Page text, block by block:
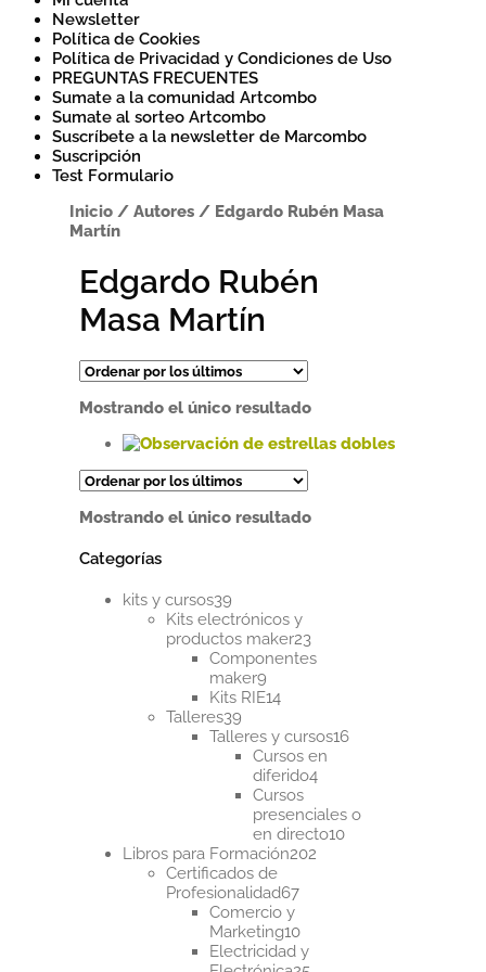
Newsletter
Política de Cookies
Política de Privacidad y Condiciones de Uso
PREGUNTAS FRECUENTES
Sumate a la comunidad Artcombo
Sumate al sorteo Artcombo
Suscríbete a la newsletter de Marcombo
Suscripción
Test Formulario
Inicio /Autores / Edgardo Rubén Masa
Martín
Edgardo Rubén
Masa Martín
Mostrando el único resultado
producto
múltiples
Las
se
pueden
elegir
producto
Mostrando el único resultado
Categorías
kits y cursos3939
productos
Kits electrónicos y
productos maker2323
productos
Componentes
maker99
productos
Kits RIE1414
Talleres3939
productos
Talleres y cursos1616
Cursos en
diferido44
Cursos
presenciales o
en directo1010
Libros para Formación202202
Certificados de
Profesionalidad6767
Comercio y
Marketing1010
productos
Electricidad y